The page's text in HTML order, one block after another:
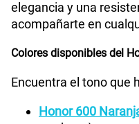
elegancia y una
acompañarte en
Colores disponibles del
Encuentra el tono que
Honor 600